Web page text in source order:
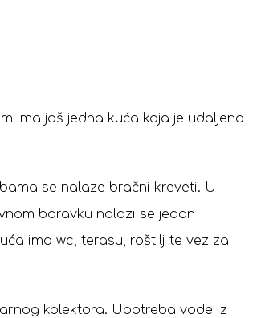
ima još jedna kuća koja je udaljena
se nalaze bračni kreveti. U
boravku nalazi se jedan
ima wc, terasu, roštilj te vez za
kolektora. Upotreba vode iz